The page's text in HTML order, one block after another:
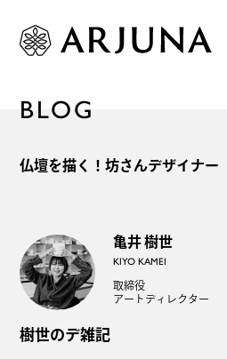
BLOG
仏壇を描く！坊さんデザイナー
亀井 樹世
KIYO KAMEI
取締役
アートディレクター
樹世のデ雑記